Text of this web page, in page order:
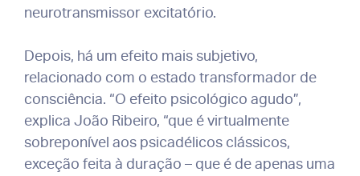
neurotransmissor excitatório.
Depois, há um efeito mais subjetivo,
relacionado com o estado transformador de
consciência. “O efeito psicológico agudo”,
explica João Ribeiro, “que é virtualmente
sobreponível aos psicadélicos clássicos,
exceção feita à duração – que é de apenas uma